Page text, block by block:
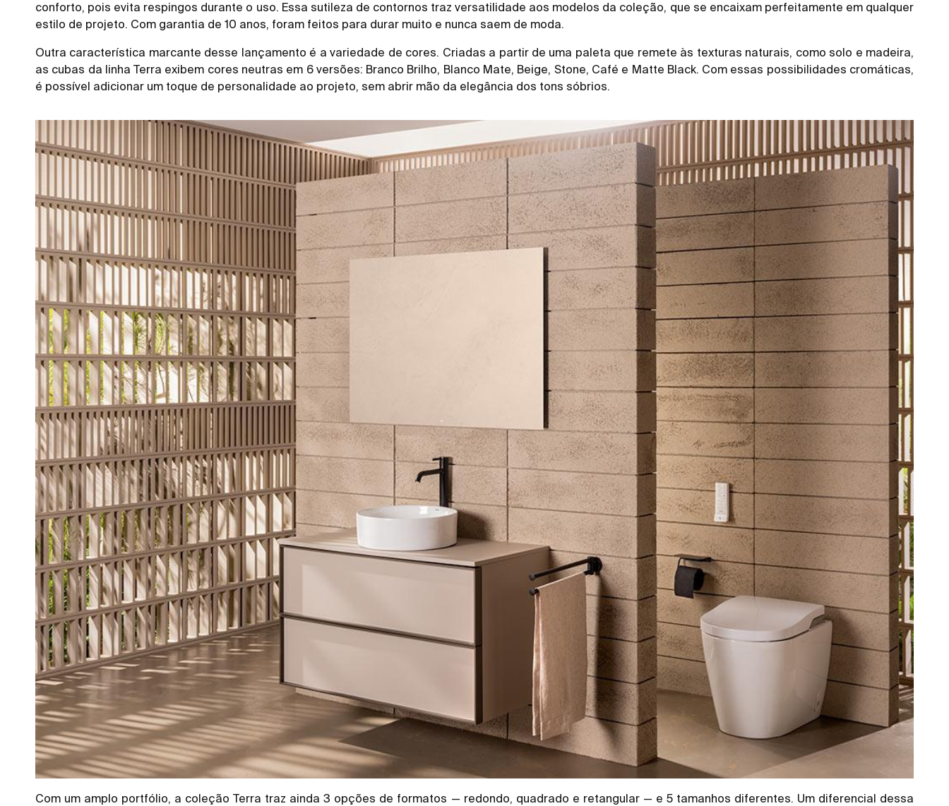
conforto, pois evita respingos durante o uso. Essa sutileza de contornos traz versatilidade aos modelos da coleção, que se encaixam perfeitamente em qualquer
estilo de projeto. Com garantia de 10 anos, foram feitos para durar muito e nunca saem de moda.
Outra característica marcante desse lançamento é a variedade de cores. Criadas a partir de uma paleta que remete às texturas naturais, como solo e madeira,
as cubas da linha Terra exibem cores neutras em 6 versões: Branco Brilho, Blanco Mate, Beige, Stone, Café e Matte Black. Com essas possibilidades cromáticas,
é possível adicionar um toque de personalidade ao projeto, sem abrir mão da elegância dos tons sóbrios.
Com um amplo portfólio, a coleção Terra traz ainda 3 opções de formatos — redondo, quadrado e retangular — e 5 tamanhos diferentes. Um diferencial dessa